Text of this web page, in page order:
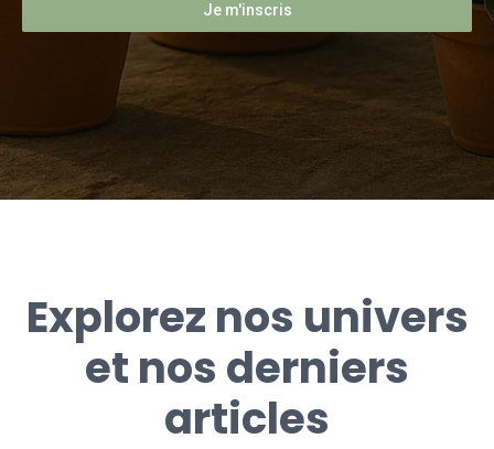
Je m'inscris
Explorez nos univers
et nos derniers
articles